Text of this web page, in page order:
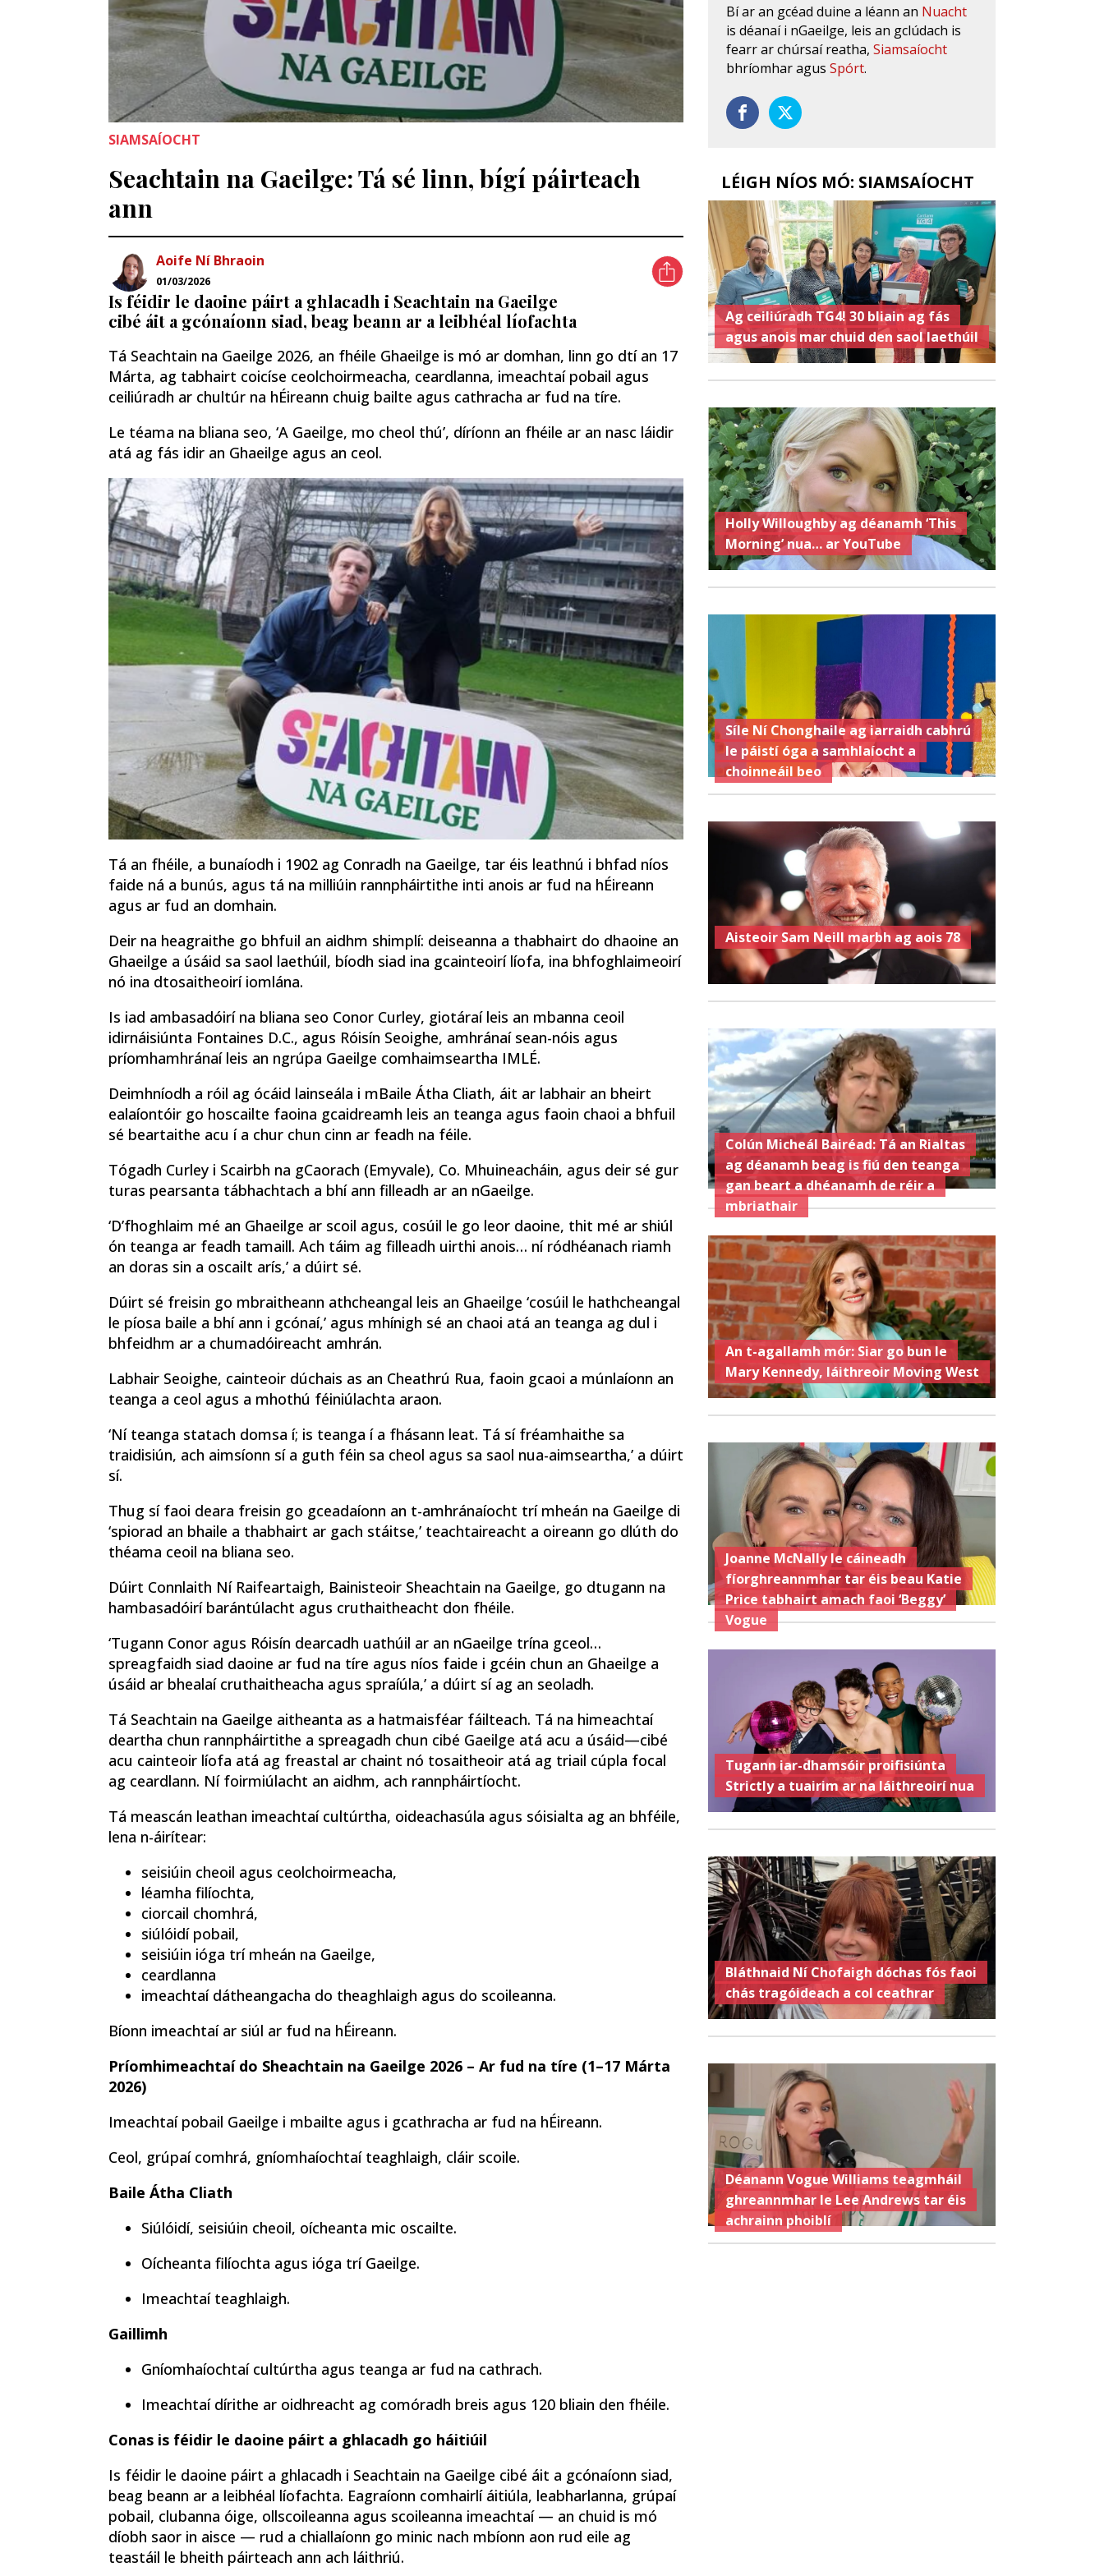
SIAMSAÍOCHT
Seachtain na Gaeilge: Tá sé linn, bígí páirteach
ann
Aoife Ní Bhraoin
01/03/2026
Is féidir le daoine páirt a ghlacadh i Seachtain na Gaeilge
cibé áit a gcónaíonn siad, beag beann ar a leibhéal líofachta
Tá Seachtain na Gaeilge 2026, an fhéile Ghaeilge is mó ar domhan, linn go dtí an 17
Márta, ag tabhairt coicíse ceolchoirmeacha, ceardlanna, imeachtaí pobail agus
ceiliúradh ar chultúr na hÉireann chuig bailte agus cathracha ar fud na tíre.
Le téama na bliana seo, ‘A Gaeilge, mo cheol thú’, díríonn an fhéile ar an nasc láidir
atá ag fás idir an Ghaeilge agus an ceol.
Tá an fhéile, a bunaíodh i 1902 ag Conradh na Gaeilge, tar éis leathnú i bhfad níos
faide ná a bunús, agus tá na milliúin rannpháirtithe inti anois ar fud na hÉireann
agus ar fud an domhain.
Deir na heagraithe go bhfuil an aidhm shimplí: deiseanna a thabhairt do dhaoine an
Ghaeilge a úsáid sa saol laethúil, bíodh siad ina gcainteoirí líofa, ina bhfoghlaimeoirí
nó ina dtosaitheoirí iomlána.
Is iad ambasadóirí na bliana seo Conor Curley, giotáraí leis an mbanna ceoil
idirnáisiúnta Fontaines D.C., agus Róisín Seoighe, amhránaí sean-nóis agus
príomhamhránaí leis an ngrúpa Gaeilge comhaimseartha IMLÉ.
Deimhníodh a róil ag ócáid lainseála i mBaile Átha Cliath, áit ar labhair an bheirt
ealaíontóir go hoscailte faoina gcaidreamh leis an teanga agus faoin chaoi a bhfuil
sé beartaithe acu í a chur chun cinn ar feadh na féile.
Tógadh Curley i Scairbh na gCaorach (Emyvale), Co. Mhuineacháin, agus deir sé gur
turas pearsanta tábhachtach a bhí ann filleadh ar an nGaeilge.
‘D’fhoghlaim mé an Ghaeilge ar scoil agus, cosúil le go leor daoine, thit mé ar shiúl
ón teanga ar feadh tamaill. Ach táim ag filleadh uirthi anois… ní ródhéanach riamh
an doras sin a oscailt arís,’ a dúirt sé.
Dúirt sé freisin go mbraitheann athcheangal leis an Ghaeilge ‘cosúil le hathcheangal
le píosa baile a bhí ann i gcónaí,’ agus mhínigh sé an chaoi atá an teanga ag dul i
bhfeidhm ar a chumadóireacht amhrán.
Labhair Seoighe, cainteoir dúchais as an Cheathrú Rua, faoin gcaoi a múnlaíonn an
teanga a ceol agus a mhothú féiniúlachta araon.
‘Ní teanga statach domsa í; is teanga í a fhásann leat. Tá sí fréamhaithe sa
traidisiún, ach aimsíonn sí a guth féin sa cheol agus sa saol nua-aimseartha,’ a dúirt
sí.
Thug sí faoi deara freisin go gceadaíonn an t-amhránaíocht trí mheán na Gaeilge di
‘spiorad an bhaile a thabhairt ar gach stáitse,’ teachtaireacht a oireann go dlúth do
théama ceoil na bliana seo.
Dúirt Connlaith Ní Raifeartaigh, Bainisteoir Sheachtain na Gaeilge, go dtugann na
hambasadóirí barántúlacht agus cruthaitheacht don fhéile.
‘Tugann Conor agus Róisín dearcadh uathúil ar an nGaeilge trína gceol…
spreagfaidh siad daoine ar fud na tíre agus níos faide i gcéin chun an Ghaeilge a
úsáid ar bhealaí cruthaitheacha agus spraíúla,’ a dúirt sí ag an seoladh.
Tá Seachtain na Gaeilge aitheanta as a hatmaisféar fáilteach. Tá na himeachtaí
deartha chun rannpháirtithe a spreagadh chun cibé Gaeilge atá acu a úsáid—cibé
acu cainteoir líofa atá ag freastal ar chaint nó tosaitheoir atá ag triail cúpla focal
ag ceardlann. Ní foirmiúlacht an aidhm, ach rannpháirtíocht.
Tá meascán leathan imeachtaí cultúrtha, oideachasúla agus sóisialta ag an bhféile,
lena n-áirítear:
seisiúin cheoil agus ceolchoirmeacha,
léamha filíochta,
ciorcail chomhrá,
siúlóidí pobail,
seisiúin ióga trí mheán na Gaeilge,
ceardlanna
imeachtaí dátheangacha do theaghlaigh agus do scoileanna.
Bíonn imeachtaí ar siúl ar fud na hÉireann.
Príomhimeachtaí do Sheachtain na Gaeilge 2026 – Ar fud na tíre (1–17 Márta
2026)
Imeachtaí pobail Gaeilge i mbailte agus i gcathracha ar fud na hÉireann.
Ceol, grúpaí comhrá, gníomhaíochtaí teaghlaigh, cláir scoile.
Baile Átha Cliath
Siúlóidí, seisiúin cheoil, oícheanta mic oscailte.
Oícheanta filíochta agus ióga trí Gaeilge.
Imeachtaí teaghlaigh.
Gaillimh
Gníomhaíochtaí cultúrtha agus teanga ar fud na cathrach.
Imeachtaí dírithe ar oidhreacht ag comóradh breis agus 120 bliain den fhéile.
Conas is féidir le daoine páirt a ghlacadh go háitiúil
Is féidir le daoine páirt a ghlacadh i Seachtain na Gaeilge cibé áit a gcónaíonn siad,
beag beann ar a leibhéal líofachta. Eagraíonn comhairlí áitiúla, leabharlanna, grúpaí
pobail, clubanna óige, ollscoileanna agus scoileanna imeachtaí — an chuid is mó
díobh saor in aisce — rud a chiallaíonn go minic nach mbíonn aon rud eile ag
teastáil le bheith páirteach ann ach láithriú.
Bí ar an gcéad duine a léann an Nuacht
is déanaí i nGaeilge, leis an gclúdach is
fearr ar chúrsaí reatha,Siamsaíocht
bhríomhar agusSpórt.
LÉIGH NÍOS MÓ: SIAMSAÍOCHT
Ag ceiliúradh TG4! 30 bliain ag fás
agus anois mar chuid den saol laethúil
Holly Willoughby ag déanamh ‘This
Morning’ nua… ar YouTube
Síle Ní Chonghaile ag iarraidh cabhrú
le páistí óga a samhlaíocht a
choinneáil beo
Aisteoir Sam Neill marbh ag aois 78
Colún Micheál Bairéad: Tá an Rialtas
ag déanamh beag is fiú den teanga
gan beart a dhéanamh de réir a
mbriathair
An t-agallamh mór: Siar go bun le
Mary Kennedy, láithreoir Moving West
Joanne McNally le cáineadh
fíorghreannmhar tar éis beau Katie
Price tabhairt amach faoi ‘Beggy’
Vogue
Tugann iar-dhamsóir proifisiúnta
Strictly a tuairim ar na láithreoirí nua
Bláthnaid Ní Chofaigh dóchas fós faoi
chás tragóideach a col ceathrar
Déanann Vogue Williams teagmháil
ghreannmhar le Lee Andrews tar éis
achrainn phoiblí